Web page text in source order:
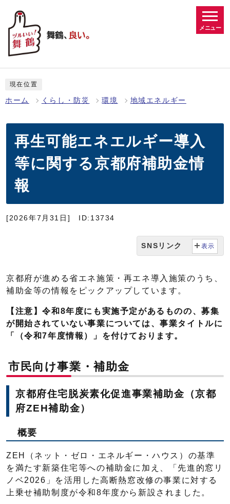
メニュー
現在位置
ホーム くらし・防災 環境 地域エネルギー
再生可能エネエルギー導入
等に関する京都府補助金情
報
[2026年7月31日] ID:13734
SNSリンク 表示
京都府が進める省エネ施策・再エネ導入施策のうち、
補助金等の情報をピックアップしています。
【注意】令和8年度にも実施予定があるものの、募集
が開始されていない事業については、事業タイトルに
「（令和7年度情報）」を付けております。
市民向け事業・補助金
京都府住宅脱炭素化促進事業補助金（京都
府ZEH補助金）
概要
ZEH（ネット・ゼロ・エネルギー・ハウス）の基準
を満たす新築住宅等への補助金に加え、「先進的窓リ
ノベ2026」を活用した高断熱窓改修の事業に対する
上乗せ補助制度が令和8年度から新設されました。